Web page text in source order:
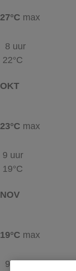
27°C max
8 uur
22°C
OKT
23°C max
9 uur
19°C
NOV
19°C max
9 uur